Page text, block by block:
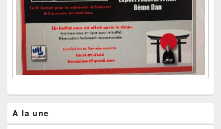
A la une